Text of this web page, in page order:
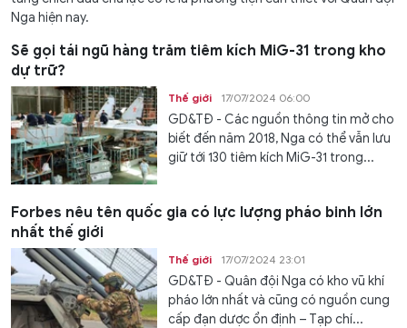
Nga hiện nay.
Sẽ gọi tái ngũ hàng trăm tiêm kích MiG-31 trong kho
dự trữ?
Thế giới 17/07/2024 06:00
GD&TĐ - Các nguồn thông tin mở cho
biết đến năm 2018, Nga có thể vẫn lưu
giữ tới 130 tiêm kích MiG-31 trong...
Forbes nêu tên quốc gia có lực lượng pháo binh lớn
nhất thế giới
Thế giới 17/07/2024 23:01
GD&TĐ - Quân đội Nga có kho vũ khí
pháo lớn nhất và cũng có nguồn cung
cấp đạn dược ổn định – Tạp chí...